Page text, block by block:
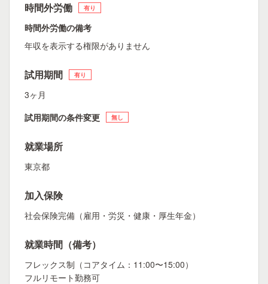
時間外労働 有り
時間外労働の備考
年収を表示する権限がありません
試用期間 有り
3ヶ月
試用期間の条件変更
無し
就業場所
東京都
加入保険
社会保険完備（雇用・労災・健康・厚生年金）
就業時間（備考）
フレックス制（コアタイム：11:00〜15:00）
フルリモート勤務可